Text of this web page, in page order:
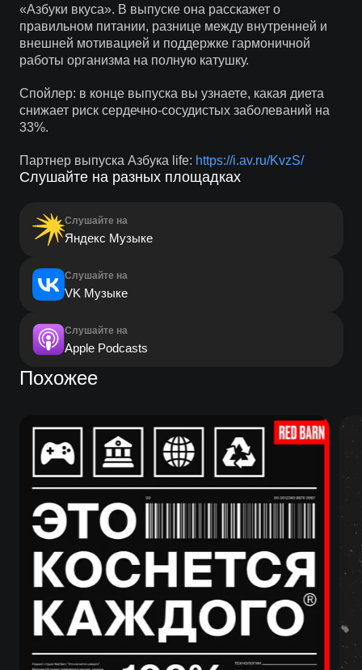
«Азбуки вкуса». В выпуске она расскажет о
правильном питании, разнице между внутренней и
внешней мотивацией и поддержке гармоничной
работы организма на полную катушку.
Спойлер: в конце выпуска вы узнаете, какая диета
снижает риск сердечно-сосудистых заболеваний на
33%.
Партнер выпуска Азбука life: https://i.av.ru/KvzS/
Слушайте на разных площадках
Слушайте на
Яндекс Музыке
Слушайте на
VK Музыке
Слушайте на
Apple Podcasts
Похожее